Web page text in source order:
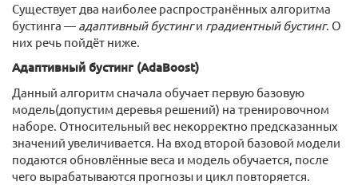
Существует два наиболее распространённых алгоритма
бустинга — адаптивный бустинги градиентный бустинг. О
них речь пойдёт ниже.
Адаптивный бустинг (AdaBoost)
Данный алгоритм сначала обучает первую базовую
модель(допустим деревья решений) на тренировочном
наборе. Относительный вес некорректно предсказанных
значений увеличивается. На вход второй базовой модели
подаются обновлённые веса и модель обучается, после
чего вырабатываются прогнозы и цикл повторяется.